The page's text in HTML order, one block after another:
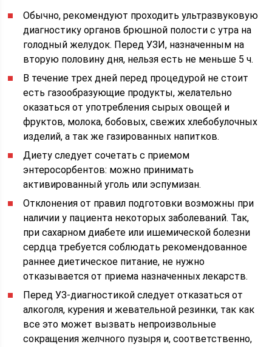
Обычно, рекомендуют проходить ультразвуковую
диагностику органов брюшной полости с утра на
голодный желудок. Перед УЗИ, назначенным на
вторую половину дня, нельзя есть не меньше 5 ч.
В течение трех дней перед процедурой не стоит
есть газообразующие продукты, желательно
оказаться от употребления сырых овощей и
фруктов, молока, бобовых, свежих хлебобулочных
изделий, а так же газированных напитков.
Диету следует сочетать с приемом
энтеросорбентов: можно принимать
активированный уголь или эспумизан.
Отклонения от правил подготовки возможны при
наличии у пациента некоторых заболеваний. Так,
при сахарном диабете или ишемической болезни
сердца требуется соблюдать рекомендованное
раннее диетическое питание, не нужно
отказывается от приема назначенных лекарств.
Перед УЗ-диагностикой следует отказаться от
алкоголя, курения и жевательной резинки, так как
все это может вызвать непроизвольные
сокращения желчного пузыря и, соответственно,